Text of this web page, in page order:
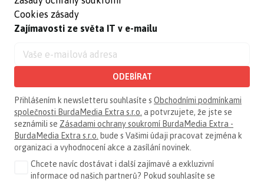
Cookies zásady
Zajímavosti ze světa IT v e-mailu
ODEBÍRAT
Přihlášením k newsletteru souhlasíte s Obchodními podmínkami
společnosti BurdaMedia Extra s.r.o. a potvrzujete, že jste se
seznámili se Zásadami ochrany soukromí BurdaMedia Extra -
BurdaMedia Extra s.r.o. bude s Vašimi údaji pracovat zejména k
organizaci a vyhodnocení akce a zasílání novinek.
Chcete navíc dostávat i další zajímavé a exkluzivní
informace od našich partnerů? Pokud souhlasíte se